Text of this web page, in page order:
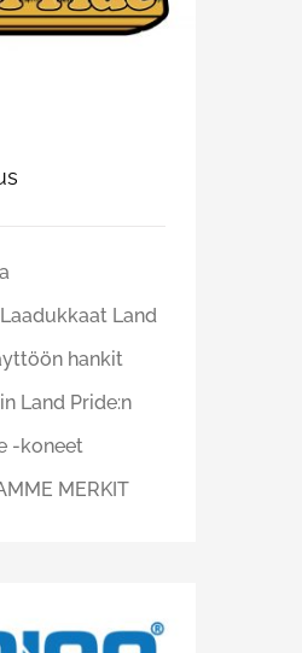
Land
hankit
Land Pride:n
-koneet
MERKIT